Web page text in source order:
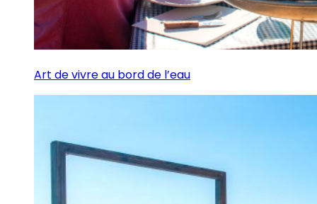
Art de vivre au bord de l’eau